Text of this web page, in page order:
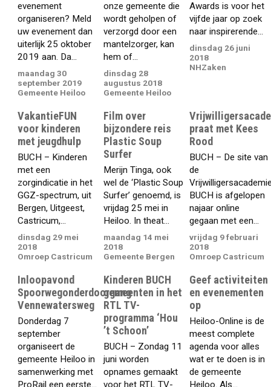
evenement
organiseren? Meld
uw evenement dan
uiterlijk 25 oktober
2019 aan. Da...
maandag 30
september 2019
Gemeente Heiloo
onze gemeente die
wordt geholpen of
verzorgd door een
mantelzorger, kan
hem of...
dinsdag 28
augustus 2018
Gemeente Heiloo
Awards is voor het
vijfde jaar op zoek
naar inspirerende...
dinsdag 26 juni
2018
NHZaken
VakantieFUN
voor kinderen
met jeugdhulp
BUCH – Kinderen
met een
zorgindicatie in het
GGZ-spectrum, uit
Bergen, Uitgeest,
Castricum,...
dinsdag 29 mei
2018
Omroep Castricum
Film over
bijzondere reis
Plastic Soup
Surfer
Merijn Tinga, ook
wel de ‘Plastic Soup
Surfer’ genoemd, is
vrijdag 25 mei in
Heiloo. In theat...
maandag 14 mei
2018
Gemeente Bergen
praat met Kees
Rood
BUCH – De site van
de
BUCH is afgelopen
najaar online
gegaan met een...
vrijdag 9 februari
2018
Omroep Castricum
Inloopavond
Spoorwegonderdoorgang
Vennewatersweg
Donderdag 7
september
organiseert de
gemeente Heiloo in
samenwerking met
ProRail een eerste...
Kinderen BUCH
gemeenten in het
RTL TV-
programma ‘Hou
’t Schoon’
BUCH – Zondag 11
juni worden
opnames gemaakt
voor het RTL TV-
Geef activiteiten
en evenementen
op
Heiloo-Online is de
meest complete
agenda voor alles
wat er te doen is in
de gemeente
Heiloo. Als...